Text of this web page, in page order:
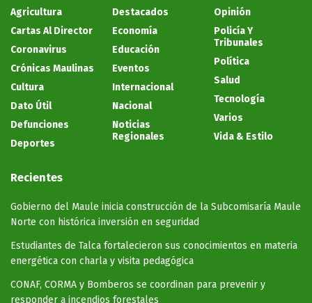
Agricultura
Cartas Al Director
Coronavirus
Crónicas Maulinas
Cultura
Dato Útil
Defunciones
Deportes
Destacados
Economía
Educación
Eventos
Internacional
Nacional
Noticias
Regionales
Opinión
Policía Y
Tribunales
Política
Salud
Tecnología
Varios
Vida & Estilo
Recientes
Gobierno del Maule inicia construcción de la Subcomisaría Maule
Norte con histórica inversión en seguridad
Estudiantes de Talca fortalecieron sus conocimientos en materia
energética con charla y visita pedagógica
CONAF, CORMA y Bomberos se coordinan para prevenir y
responder a incendios forestales